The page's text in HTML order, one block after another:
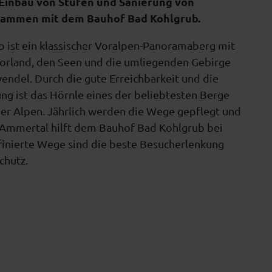
mit dem Bauhof Bad Kohlgrub.
ist ein klassischer Voralpen-Panoramaberg mit
den Seen und die umliegenden Gebirge
Durch die gute Erreichbarkeit und die
ist das Hörnle eines der beliebtesten Berge
Alpen. Jährlich werden die Wege gepflegt und
hilft dem Bauhof Bad Kohlgrub bei
Wege sind die beste Besucherlenkung